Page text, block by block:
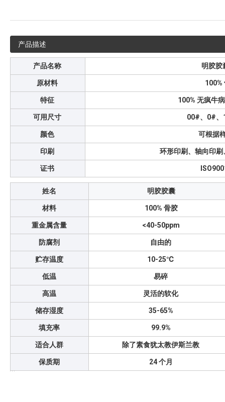
产品描述
产品名称 明胶胶
原材料 100%
特征 100% 无疯牛
可用尺寸 00#、0#
颜色 可根据
印刷 环形印刷、轴向印
证书
姓名 明胶胶囊
材料 100% 骨胶
重金属含量 <40-50ppm
防腐剂 自由的
贮存温度 10-25℃
低温 易碎
高温 灵活的软化
储存湿度 35-65%
填充率 99.9%
适合人群 除了素食犹太教伊斯兰教
保质期 24 个月